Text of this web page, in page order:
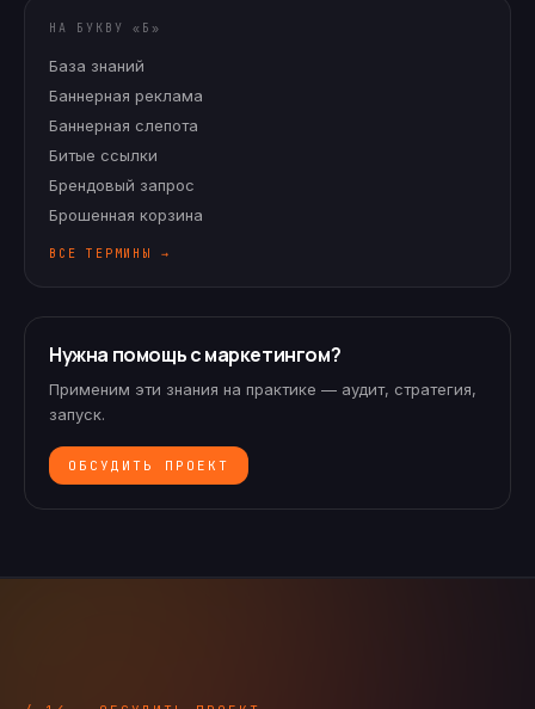
НА БУКВУ « Б »
База знаний
Баннерная реклама
Баннерная слепота
Битые ссылки
Брендовый запрос
Брошенная корзина
ВСЕ ТЕРМИНЫ →
Нужна помощь с маркетингом?
Применим эти знания на практике — аудит, стратегия,
запуск.
ОБСУДИТЬ ПРОЕКТ